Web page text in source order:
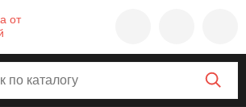
от